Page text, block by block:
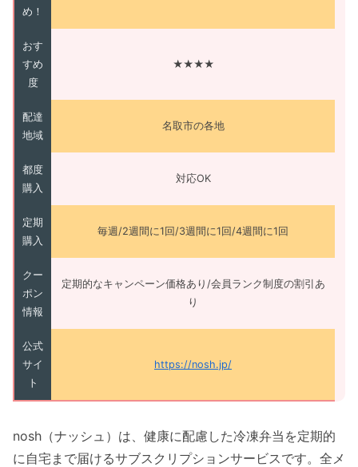
め！
おす
すめ
度
★★★★
配達
地域
名取市の各地
都度
購入
対応OK
定期
購入
毎週/2週間に1回/3週間に1回/4週間に1回
クー
ポン
情報
定期的なキャンペーン価格あり/会員ランク制度の割引あ
り
公式
サイ
ト
https://nosh.jp/
nosh（ナッシュ）は、健康に配慮した冷凍弁当を定期的
に自宅まで届けるサブスクリプションサービスです。全メ